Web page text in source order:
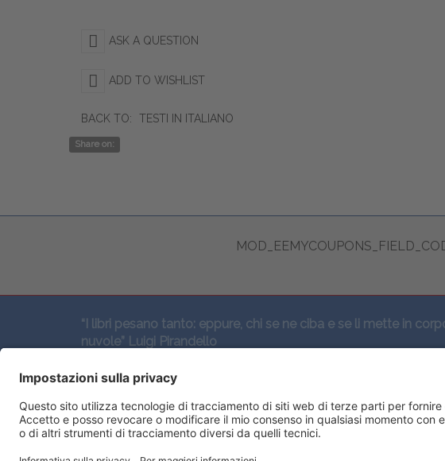
ASK A QUESTION
ADD TO WISHLIST
BACK TO: TESTI IN ITALIANO
Share on:
“I libri pesano tanto: eppure, chi se ne ciba e se li mette in
nuvole” Luigi Pirandello
SEGUICI QUI: